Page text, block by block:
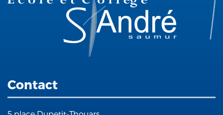
Contact